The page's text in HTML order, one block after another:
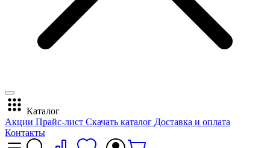
Каталог
Акции Прайс-лист Скачать каталог Доставка и оплата
Контакты